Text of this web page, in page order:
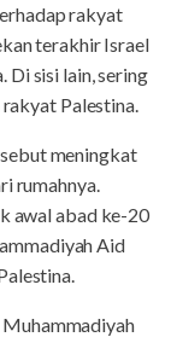
rakyat
terakhir Israel
Di sisi lain, sering
Palestina.
meningkat
rumahnya.
awal abad ke-20
Aid